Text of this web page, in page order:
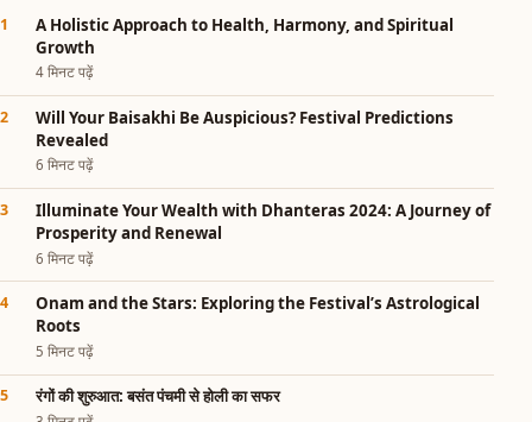
A Holistic Approach to Health, Harmony, and Spiritual
Growth
4 मिनट पढ़ें
Will Your Baisakhi Be Auspicious? Festival Predictions
Revealed
6 मिनट पढ़ें
Illuminate Your Wealth with Dhanteras 2024: A Journey of
Prosperity and Renewal
6 मिनट पढ़ें
Onam and the Stars: Exploring the Festival’s Astrological
Roots
5 मिनट पढ़ें
रंगों की शुरुआत: बसंत पंचमी से होली का सफर